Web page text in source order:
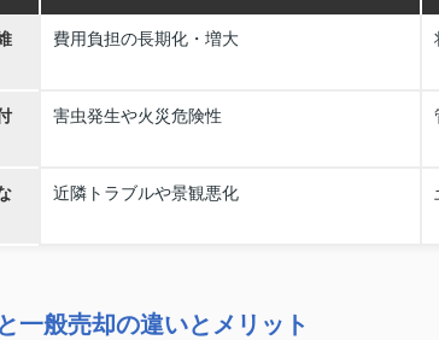
費用負担の長期化・増大
害虫発生や火災危険性
近隣トラブルや景観悪化
一般売却の違いとメリット